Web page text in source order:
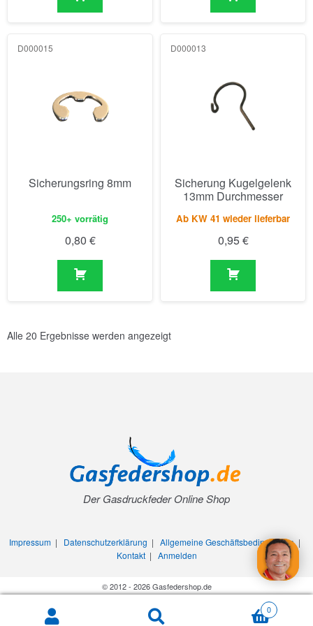
D000015
Sicherungsring 8mm
250+ vorrätig
0,80 €
D000013
Sicherung Kugelgelenk
13mm Durchmesser
Ab KW 41 wieder lieferbar
0,95€
Alle 20 Ergebnisse werden angezeigt
0
Der Gasdruckfeder Online Shop
Impressum| Datenschutzerklärung | Allgemeine Geschäftsbedingungen|
Kontakt| Anmelden
© 2012 - 2026 Gasfedershop.de